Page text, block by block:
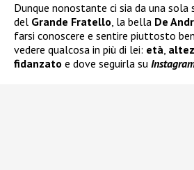
Dunque nonostante ci sia da una
del Grande Fratello, la bella De
farsi conoscere e sentire piuttosto
vedere qualcosa in più di lei: età,
fidanzato e dove seguirla su